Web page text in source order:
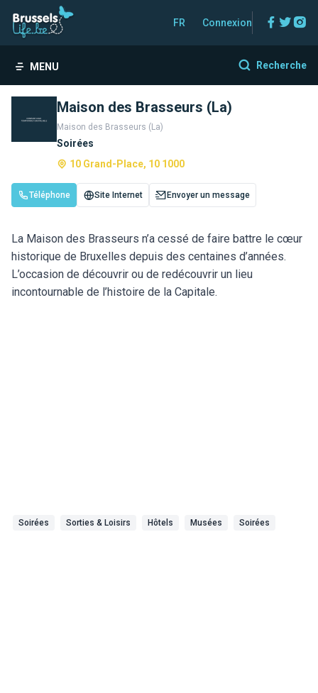
FR Connexion
MENU Recherche
Maison des Brasseurs (La)
Maison des Brasseurs (La)
Soirées
10 Grand-Place, 10 1000
Téléphone Site Internet Envoyer un message
La Maison des Brasseurs n’a cessé de faire battre le cœur
historique de Bruxelles depuis des centaines d’années.
L’occasion de découvrir ou de redécouvrir un lieu
incontournable de l’histoire de la Capitale.
Soirées Sorties & Loisirs Hôtels Musées Soirées